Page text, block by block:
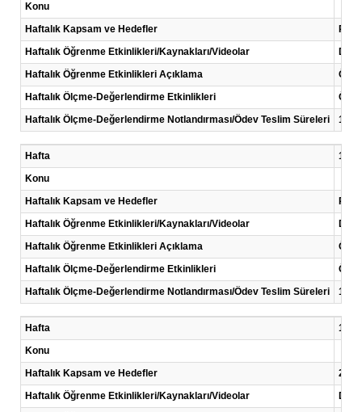
Konu
Haftalık Kapsam ve Hedefler
Haftalık Öğrenme Etkinlikleri/Kaynakları/Videolar
Haftalık Öğrenme Etkinlikleri Açıklama
Haftalık Ölçme-Değerlendirme Etkinlikleri
Haftalık Ölçme-Değerlendirme Notlandırması/Ödev Teslim Süreleri
11.
Hafta
11
Konu
Haftalık Kapsam ve Hedefler
Haftalık Öğrenme Etkinlikleri/Kaynakları/Videolar
Haftalık Öğrenme Etkinlikleri Açıklama
Haftalık Ölçme-Değerlendirme Etkinlikleri
Haftalık Ölçme-Değerlendirme Notlandırması/Ödev Teslim Süreleri
12.
Hafta
12
Konu
Haftalık Kapsam ve Hedefler
2
Haftalık Öğrenme Etkinlikleri/Kaynakları/Videolar